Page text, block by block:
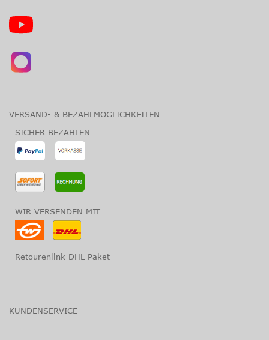
VERSAND- & BEZAHLMÖGLICHKEITEN
SICHER BEZAHLEN
WIR VERSENDEN MIT
Retourenlink DHL Paket
KUNDENSERVICE